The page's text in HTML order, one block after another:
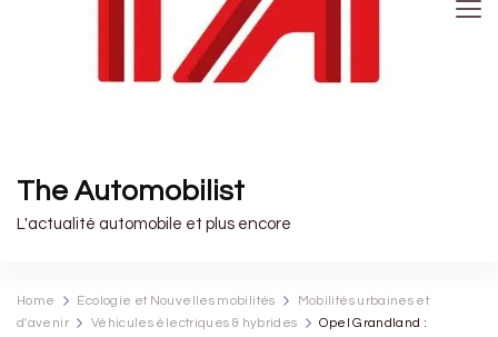
The Automobilist
L'actualité automobile et plus encore
Home Ecologie et Nouvelles mobilités
Mobilités urbaines et
d'avenir
Véhicules électriques & hybrides
Opel Grandland :